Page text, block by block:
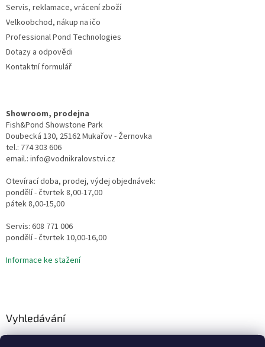
Servis, reklamace, vrácení zboží
Velkoobchod, nákup na ičo
Professional Pond Technologies
Dotazy a odpovědi
Kontaktní formulář
Showroom, prodejna
Fish&Pond Showstone Park
Doubecká 130, 25162 Mukařov - Žernovka
tel.: 774 303 606
email.: info@vodnikralovstvi.cz
Otevírací doba, prodej, výdej objednávek:
pondělí - čtvrtek 8,00-17,00
pátek 8,00-15,00
Servis: 608 771 006
pondělí - čtvrtek 10,00-16,00
Informace ke stažení
Vyhledávání